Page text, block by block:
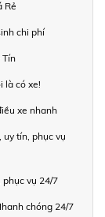
Rẻ
chi phí
Tín
là có xe!
xe nhanh
uy tín, phục vụ
phục vụ 24/7
chóng 24/7